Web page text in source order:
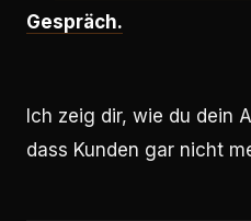
Gespräch.
Ich zeig dir, wie du dein
dass Kunden gar nicht